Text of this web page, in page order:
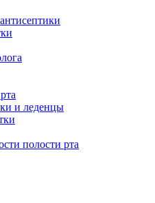
и леденцы
полости рта